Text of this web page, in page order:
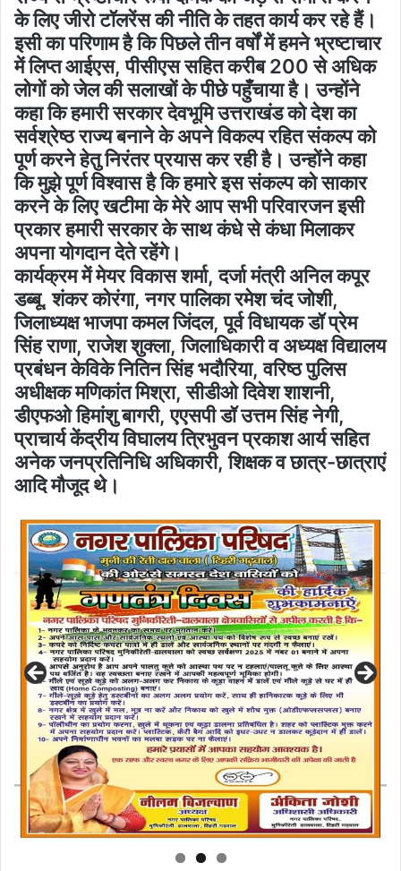
के लिए जीरो टॉलरेंस की नीति के तहत कार्य कर रहे हैं।
इसी का परिणाम है कि पिछले तीन वर्षों में हमने भ्रष्टाचार
में लिप्त आईएस, पीसीएस सहित करीब 200 से अधिक
लोगों को जेल की सलाखों के पीछे पहुँचाया है। उन्होंने
कहा कि हमारी सरकार देवभूमि उत्तराखंड को देश का
सर्वश्रेष्ठ राज्य बनाने के अपने विकल्प रहित संकल्प को
पूर्ण करने हेतु निरंतर प्रयास कर रही है। उन्होंने कहा
कि मुझे पूर्ण विश्वास है कि हमारे इस संकल्प को साकार
करने के लिए खटीमा के मेरे आप सभी परिवारजन इसी
प्रकार हमारी सरकार के साथ कंधे से कंधा मिलाकर
अपना योगदान देते रहेंगे।
कार्यक्रम में मेयर विकास शर्मा, दर्जा मंत्री अनिल कपूर
डब्बू, शंकर कोरंगा, नगर पालिका रमेश चंद जोशी,
जिलाध्यक्ष भाजपा कमल जिंदल, पूर्व विधायक डॉ प्रेम
सिंह राणा, राजेश शुक्ला, जिलाधिकारी व अध्यक्ष विद्यालय
प्रबंधन केविके नितिन सिंह भदौरिया, वरिष्ठ पुलिस
अधीक्षक मणिकांत मिश्रा, सीडीओ दिवेश शाशनी,
डीएफओ हिमांशु बागरी, एएसपी डॉ उत्तम सिंह नेगी,
प्राचार्य केंद्रीय विघालय त्रिभुवन प्रकाश आर्य सहित
अनेक जनप्रतिनिधि अधिकारी, शिक्षक व छात्र-छात्राएं
आदि मौजूद थे।